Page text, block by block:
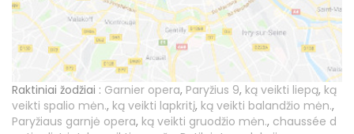
Raktiniai žodžiai : Garnier opera, Paryžius 9, ką veikti liepą, ką
veikti spalio mėn., ką veikti lapkritį, ką veikti balandžio mėn.,
Paryžiaus garnjė opera, ką veikti gruodžio mėn., chaussée d